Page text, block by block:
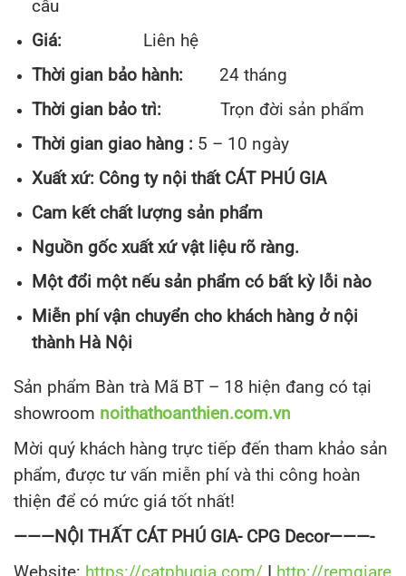
cầu
Giá: Liên hệ
Thời gian bảo hành: 24 tháng
Thời gian bảo trì:
Trọn đời sản phẩm
Thời gian giao hàng : 5 – 10 ngày
Xuất xứ: Công ty nội thất CÁT PHÚ GIA
Cam kết chất lượng sản phẩm
Nguồn gốc xuất xứ vật liệu rõ ràng.
Một đổi một nếu sản phẩm có bất kỳ lỗi nào
Miễn phí vận chuyển cho khách hàng ở nội
thành Hà Nội
Sản phẩm Bàn trà Mã BT – 18 hiện đang có tại
showroom noithathoanthien.com.vn
Mời quý khách hàng trực tiếp đến tham khảo sản
phẩm, được tư vấn miễn phí và thi công hoàn
thiện để có mức giá tốt nhất!
———NỘI THẤT CÁT PHÚ GIA- CPG Decor———-